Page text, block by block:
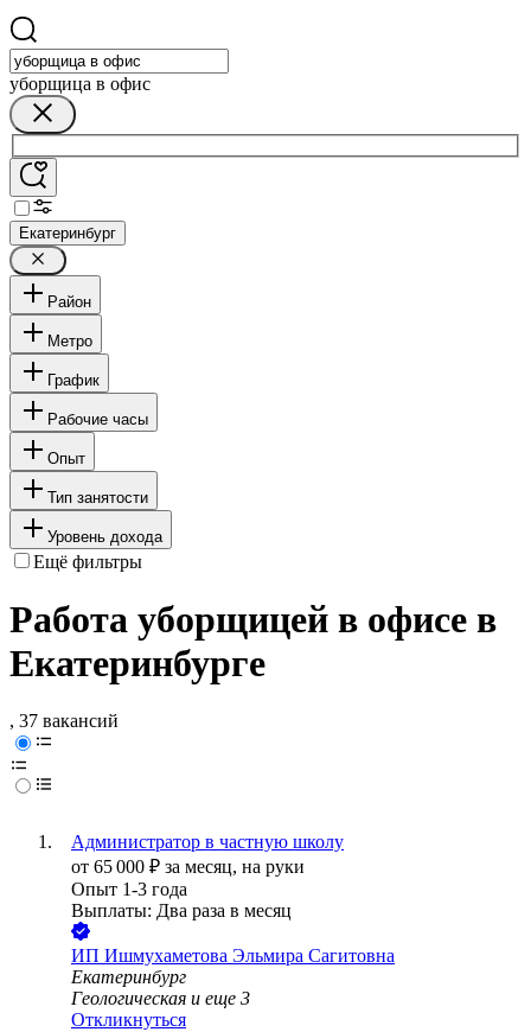
уборщица в офис
Екатеринбург
Район
Метро
График
Рабочие часы
Опыт
Тип занятости
Уровень дохода
Ещё фильтры
Работа уборщицей в офисе в
Екатеринбурге
, 37 вакансий
Администратор в частную школу
от 65 000 ₽ за месяц, на руки
Опыт 1-3 года
Выплаты: Два раза в месяц
ИП Ишмухаметова Эльмира Сагитовна
Екатеринбург
Геологическая и еще 3
Откликнуться